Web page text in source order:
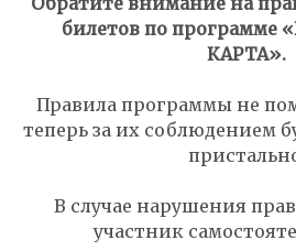
билетов по
КАРТА».
Правила программы не
теперь за их соблюдением
В случае нарушения
участник